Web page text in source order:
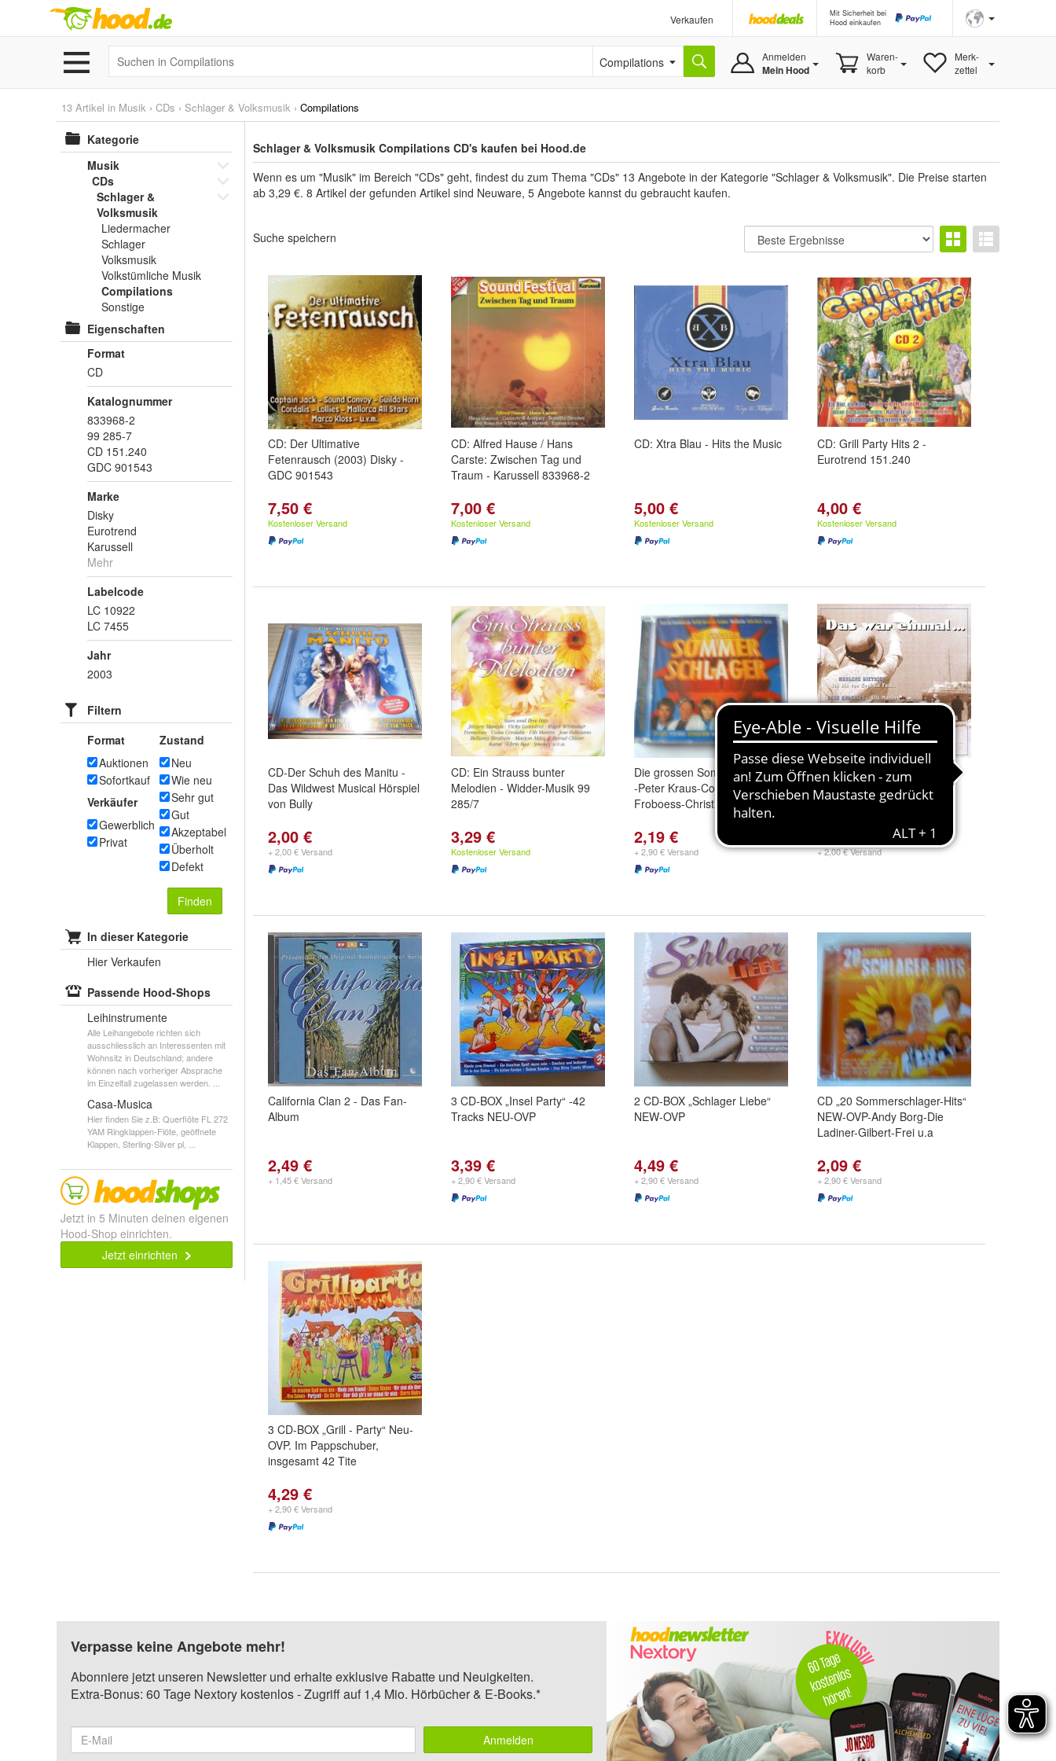
Verkaufen
Mit Sicherheit bei
Hood einkaufen
Compilations Anmelden
Mein Hood
Waren-
korb
Merk-
zettel
13 Artikel in Musik › CDs › Schlager & Volksmusik › Compilations
Kategorie
Musik
CDs
Schlager &
Volksmusik
Liedermacher
Schlager
Volksmusik
Volkstümliche Musik
Compilations
Sonstige
Eigenschaften
Format
CD
Katalognummer
833968-2
99 285-7
CD 151.240
GDC 901543
Marke
Disky
Eurotrend
Karussell
Mehr
Labelcode
LC 10922
LC 7455
Jahr
2003
Filtern
Format
Auktionen
Sofortkauf
Verkäufer
Gewerblich
Privat
Zustand
Neu
Wie neu
Sehr gut
Gut
Akzeptabel
Überholt
Defekt
Finden
In dieser Kategorie
Hier Verkaufen
Passende Hood-Shops
Leihinstrumente
Alle Leihangebote richten sich
ausschliesslich an Interessenten mit
Wohnsitz in Deutschland; andere
können nach vorheriger Absprache
im Einzelfall zugelassen werden. ...
Casa-Musica
Hier finden Sie z.B: Querflöte FL 272
YAM Ringklappen-Flöte, geöffnete
Klappen, Sterling-Silver pl, ...
Jetzt in 5 Minuten deinen eigenen
Hood-Shop einrichten.
Jetzt einrichten
Schlager & Volksmusik Compilations CD's kaufen bei Hood.de
Wenn es um "Musik" im Bereich "CDs" geht, findest du zum Thema "CDs" 13 Angebote in der Kategorie "Schlager & Volksmusik". Die Preise starten
ab 3,29 €. 8 Artikel der gefunden Artikel sind Neuware, 5 Angebote kannst du gebraucht kaufen.
Suche speichern
CD: Der Ultimative
Fetenrausch (2003) Disky -
GDC 901543
7,50 €
Kostenloser Versand
CD: Alfred Hause / Hans
Carste: Zwischen Tag und
Traum - Karussell 833968-2
7,00 €
Kostenloser Versand
CD: Xtra Blau - Hits the Music
5,00 €
Kostenloser Versand
CD: Grill Party Hits 2 -
Eurotrend 151.240
4,00 €
Kostenloser Versand
CD-Der Schuh des Manitu -
Das Wildwest Musical Hörspiel
von Bully
2,00 €
+ 2,00 € Versand
CD: Ein Strauss bunter
Melodien - Widder-Musik 99
285/7
3,29 €
Kostenloser Versand
Die grossen Sommer Schlager
-Peter Kraus-Connie
Froboess-Christian Anders
2,19 €
+ 2,90 € Versand
Das war einmal…CD Master
Tone 0225, 1997
+ 2,00 € Versand
California Clan 2 - Das Fan-
Album
2,49 €
+ 1,45 € Versand
3 CD-BOX „Insel Party“ -42
Tracks NEU-OVP
3,39 €
+ 2,90 € Versand
2 CD-BOX „Schlager Liebe“
NEW-OVP
4,49 €
+ 2,90 € Versand
CD „20 Sommerschlager-Hits“
NEW-OVP-Andy Borg-Die
Ladiner-Gilbert-Frei u.a
2,09 €
+ 2,90 € Versand
3 CD-BOX „Grill - Party“ Neu-
OVP. Im Pappschuber,
insgesamt 42 Tite
4,29 €
+ 2,90 € Versand
Verpasse keine Angebote mehr!
Abonniere jetzt unseren Newsletter und erhalte exklusive Rabatte und Neuigkeiten.
Extra-Bonus: 60 Tage Nextory kostenlos - Zugriff auf 1,4 Mio. Hörbücher & E-Books.*
Anmelden